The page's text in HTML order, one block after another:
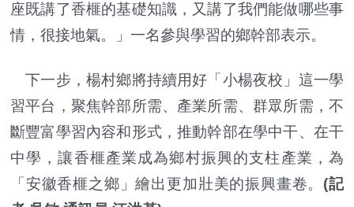
座既講了香榧的基礎知識，又講了我們能做哪些事
情，很接地氣。」一名參與學習的鄉幹部表示。
下一步，楊村鄉將持續用好「小楊夜校」這一學
習平台，聚焦幹部所需、產業所需、群眾所需，不
斷豐富學習內容和形式，推動幹部在學中干、在干
中學，讓香榧產業成為鄉村振興的支柱產業，為
「安徽香榧之鄉」繪出更加壯美的振興畫卷。 (記